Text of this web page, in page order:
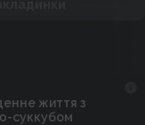
життя з
суккубом